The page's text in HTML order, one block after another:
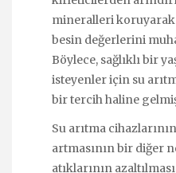
mineralleri
besin değerlerini
Böylece, sağlıklı bir
isteyenler için su
bir tercih haline
Su arıtma
artmasının bir diğer
atıklarının